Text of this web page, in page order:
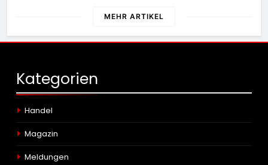
MEHR ARTIKEL
Kategorien
Handel
Magazin
Meldungen